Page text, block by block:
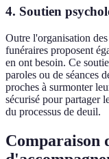
4. Soutien
Outre l'organisation
funéraires proposent
en ont besoin. Ce
paroles ou de séances
proches à surmonter
sécurisé pour partager
du processus de deuil.
Comparaison